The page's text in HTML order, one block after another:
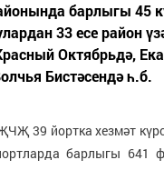
барлыгы 45
33 есе район
Октябрьдә,
Бистәсендә һ.б.
39 йортка хезмәт
барлыгы 641